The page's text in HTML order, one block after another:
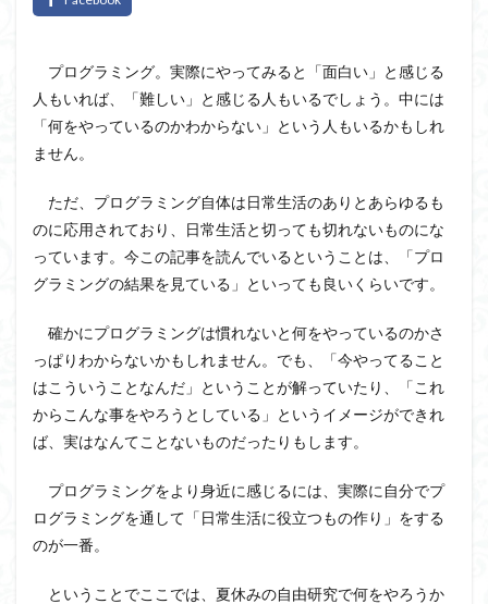
プログラミング。実際にやってみると「面白い」と感じる
人もいれば、「難しい」と感じる人もいるでしょう。中には
「何をやっているのかわからない」という人もいるかもしれ
ません。
ただ、プログラミング自体は日常生活のありとあらゆるも
のに応用されており、日常生活と切っても切れないものにな
っています。今この記事を読んでいるということは、「プロ
グラミングの結果を見ている」といっても良いくらいです。
確かにプログラミングは慣れないと何をやっているのかさ
っぱりわからないかもしれません。でも、「今やってること
はこういうことなんだ」ということが解っていたり、「これ
からこんな事をやろうとしている」というイメージができれ
ば、実はなんてことないものだったりもします。
プログラミングをより身近に感じるには、実際に自分でプ
ログラミングを通して「日常生活に役立つもの作り」をする
のが一番。
ということでここでは、夏休みの自由研究で何をやろうか